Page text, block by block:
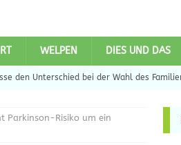
WELPEN DIES UND DAS
den Unterschied bei der Wahl des
Parkinson-Risiko um ein